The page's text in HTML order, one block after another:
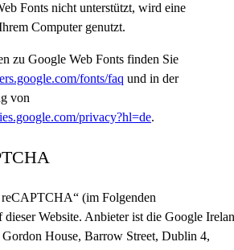
Fonts nicht unterstützt, wird eine
Computer genutzt.
zu Google Web Fonts finden Sie
fonts/faq und in der
von
privacy?hl=de.
(im Folgenden
Website. Anbieter ist die Google
House, Barrow Street, Dublin 4,